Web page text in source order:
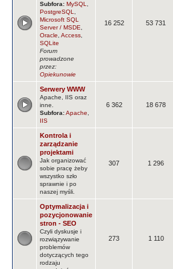
Subfora: MySQL
PostgreSQL
Microsoft SQL
Server / MSDE
Oracle Access
SQLite
Forum
prowadzone
przez:
Opiekunowie
16 252 53 731
Serwery WWW
Apache, IIS oraz
inne.
Subfora:Apache
IIS
6 362 18 678
Kontrola i
zarządzanie
projektami
Jak organizować
sobie pracę żeby
wszystko szło
sprawnie i po
naszej myśli.
307 1 296
Optymalizacja i
pozycjonowanie
stron - SEO
Czyli dyskusje i
rozwiązywanie
problemów
dotyczących tego
rodzaju
273 1 110